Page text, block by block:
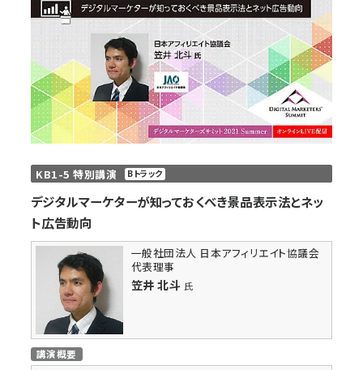
KB1-5 特別講演 Bトラック
デジタルマーケターが知っておくべき景品表示法とネッ
ト広告動向
一般社団法人 日本アフィリエイト協議会
代表理事
笠井 北斗 氏
講演概要